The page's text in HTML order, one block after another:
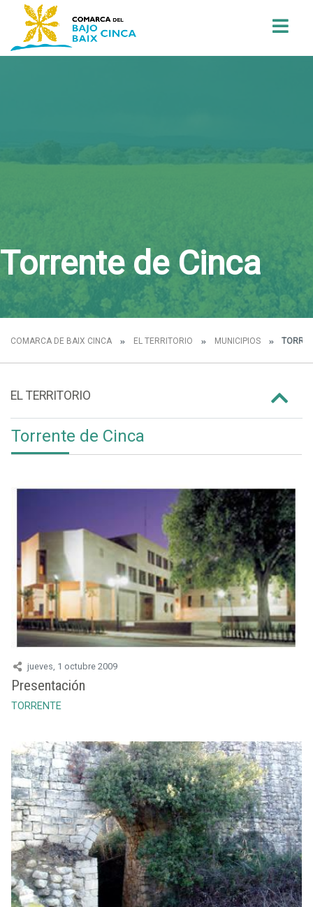
Torrente de Cinca
COMARCA DE BAIX CINCA EL TERRITORIO MUNICIPIOS
EL TERRITORIO
Torrente de Cinca
jueves, 1 octubre 2009
Presentación
TORRENTE